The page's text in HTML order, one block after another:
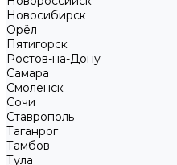
Новосибирск
Орёл
Пятигорск
Ростов-на-Дону
Самара
Смоленск
Сочи
Ставрополь
Таганрог
Тамбов
Тула